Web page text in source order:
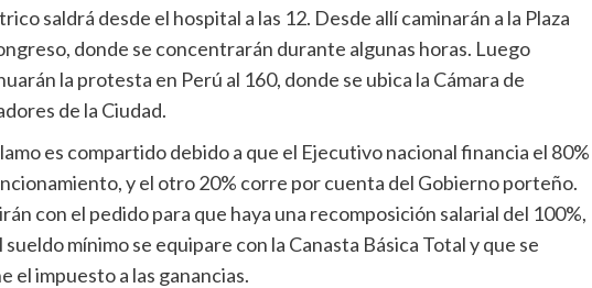
saldrá desde el hospital a las 12. Desde allí caminarán a la Plaza
donde se concentrarán durante algunas horas. Luego
la protesta en Perú al 160, donde se ubica la Cámara de
de la Ciudad.
es compartido debido a que el Ejecutivo nacional financia el 80%
y el otro 20% corre por cuenta del Gobierno porteño.
con el pedido para que haya una recomposición salarial del 100%,
sueldo mínimo se equipare con la Canasta Básica Total y que se
el impuesto a las ganancias.